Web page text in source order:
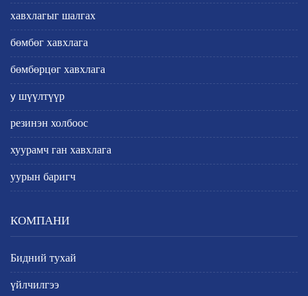
хавхлагыг шалгах
бөмбөг хавхлага
бөмбөрцөг хавхлага
y шүүлтүүр
резинэн холбоос
хуурамч ган хавхлага
уурын баригч
КОМПАНИ
Бидний тухай
үйлчилгээ